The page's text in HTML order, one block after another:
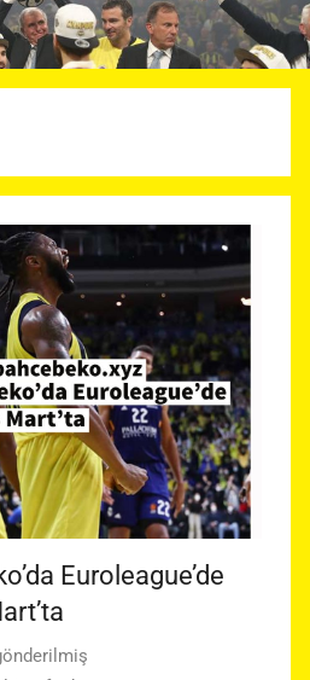
Euroleague’de